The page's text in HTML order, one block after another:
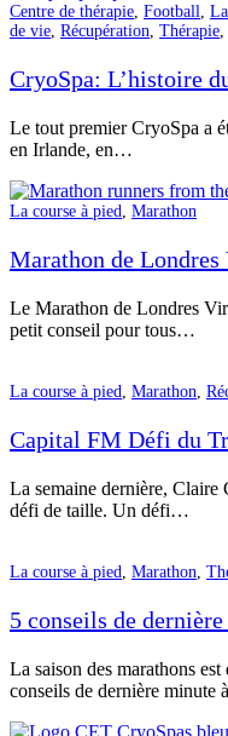
Centre de thérapie Football
de vie Récupération Thérapie
CryoSpa: L’histoire
Le tout premier CryoSpa a
en Irlande, en…
La course à pied Marathon
Marathon de
Le Marathon de Londres
petit conseil pour tous…
La course à pied Marathon
Capital FM Défi du
La semaine dernière, Claire
défi de taille. Un défi…
La course à pied Marathon
5 conseils de
La saison des marathons
conseils de dernière minute